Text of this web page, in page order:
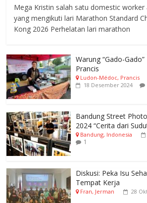
Mega Kristin salah satu domestic worker
yang mengikuti lari Marathon Standard
Kong 2026 Perhelatan lari marathon
Warung “Gado-
Prancis
Ludon-Médoc, Prancis
18 Desember 2024
Bandung Street
2024 “Cerita dari
Bandung, Indonesia
1
Diskusi: Peka Isu
Tempat Kerja
Fran, Jerman 28